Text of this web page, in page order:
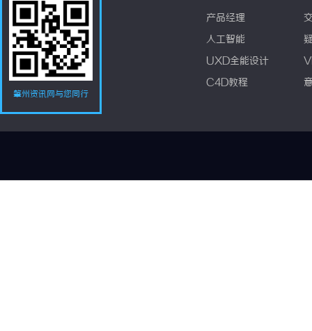
肇州资讯网与您同行
产品经理
人工智能
UXD全能设计
C4D教程